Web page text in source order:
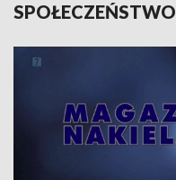
SPOŁECZEŃSTWO